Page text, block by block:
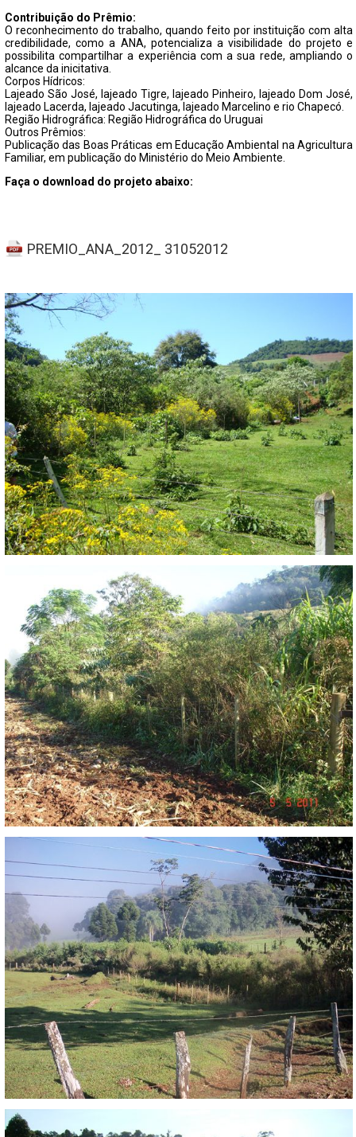
Contribuição do Prêmio:
O reconhecimento do trabalho, quando feito por instituição com alta
credibilidade, como a ANA, potencializa a visibilidade do projeto e
possibilita compartilhar a experiência com a sua rede, ampliando o
alcance da inicitativa.
Corpos Hídricos:
Lajeado São José, lajeado Tigre, lajeado Pinheiro, lajeado Dom José,
lajeado Lacerda, lajeado Jacutinga, lajeado Marcelino e rio Chapecó.
Região Hidrográfica: Região Hidrográfica do Uruguai
Outros Prêmios:
Publicação das Boas Práticas em Educação Ambiental na Agricultura
Familiar, em publicação do Ministério do Meio Ambiente.
Faça o download do projeto abaixo:
PREMIO_ANA_2012_ 31052012